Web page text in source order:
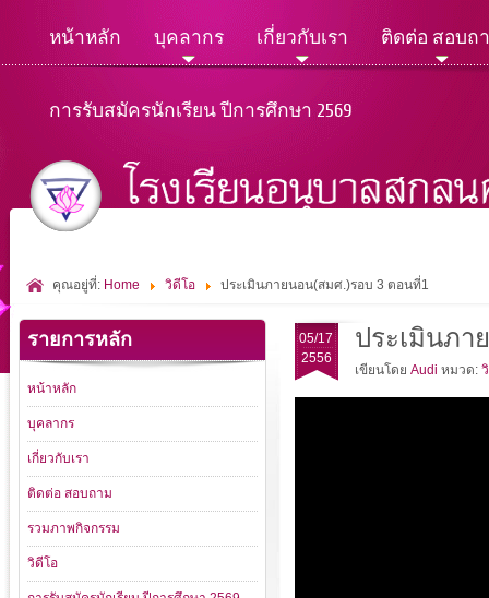
หน้าหลัก บุคลากร เกี่ยวกับเรา ติดต่อ สอบถ
การรับสมัครนักเรียน ปีการศึกษา 2569
คุณอยู่ที่: Home วิดีโอ ประเมินภายนอน(สมศ.)รอบ 3 ตอนที่1
05/17
2556
ประเมินภา
เขียนโดย Audi หมวด:
รายการหลัก
หน้าหลัก
บุคลากร
เกี่ยวกับเรา
ติดต่อ สอบถาม
รวมภาพกิจกรรม
วิดีโอ